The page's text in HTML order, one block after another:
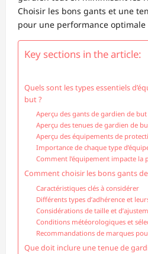
Choisir les bons gants et une
pour une performance
Key sections in the article:
Quels sont les types essentiels
but ?
Aperçu des gants de gardien de but
Aperçu des tenues de gardien de
Aperçu des équipements de
Importance de chaque type
Comment l’équipement impacte la
Comment choisir les bons gants
Caractéristiques clés à considérer
Différents types d’adhérence et
Considérations de taille et
Conditions météorologiques et
Recommandations de marques
Que doit inclure une tenue de